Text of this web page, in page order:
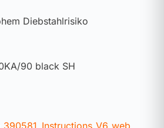
Diebstahlrisiko
90 black SH